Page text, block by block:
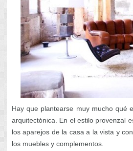
Hay que plantearse muy mucho qué
arquitectónica. En el estilo provenzal
los aparejos de la casa a la vista y
los muebles y complementos.